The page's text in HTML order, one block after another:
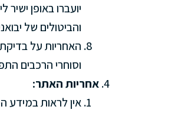
יועברו באופן ישיר
והביטולים של
האחריות על
וסוחרי הרכבים
אחריות האתר:
אין לראות במידע